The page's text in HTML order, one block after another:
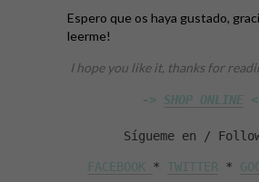
Espero que os haya gustado,
leerme!
I hope you like it, thanks for
-> SHOP ONLINE
Sígueme en /
FACEBOOK * TWITTER *